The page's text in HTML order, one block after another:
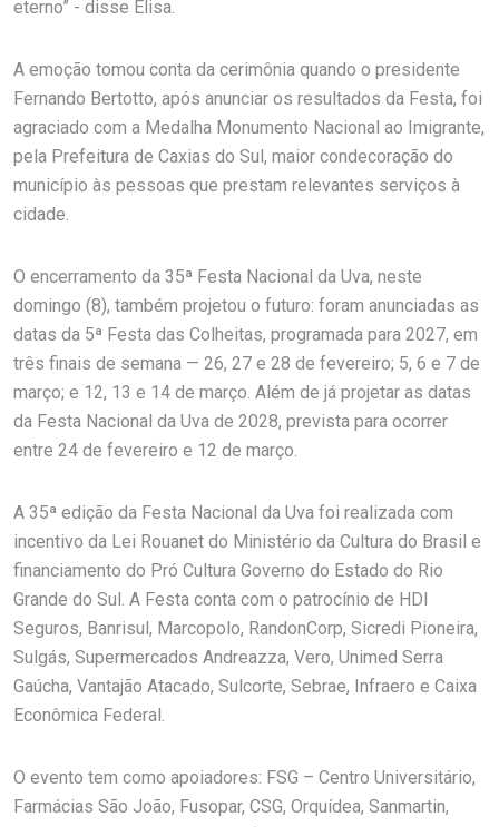
eterno” - disse Elisa.
A emoção tomou conta da cerimônia quando o presidente
Fernando Bertotto, após anunciar os resultados da Festa, foi
agraciado com a Medalha Monumento Nacional ao Imigrante,
pela Prefeitura de Caxias do Sul, maior condecoração do
município às pessoas que prestam relevantes serviços à
cidade.
O encerramento da 35ª Festa Nacional da Uva, neste
domingo (8), também projetou o futuro: foram anunciadas as
datas da 5ª Festa das Colheitas, programada para 2027, em
três finais de semana — 26, 27 e 28 de fevereiro; 5, 6 e 7 de
março; e 12, 13 e 14 de março. Além de já projetar as datas
da Festa Nacional da Uva de 2028, prevista para ocorrer
entre 24 de fevereiro e 12 de março.
A 35ª edição da Festa Nacional da Uva foi realizada com
incentivo da Lei Rouanet do Ministério da Cultura do Brasil e
financiamento do Pró Cultura Governo do Estado do Rio
Grande do Sul. A Festa conta com o patrocínio de HDI
Seguros, Banrisul, Marcopolo, RandonCorp, Sicredi Pioneira,
Sulgás, Supermercados Andreazza, Vero, Unimed Serra
Gaúcha, Vantajão Atacado, Sulcorte, Sebrae, Infraero e Caixa
Econômica Federal.
O evento tem como apoiadores: FSG – Centro Universitário,
Farmácias São João, Fusopar, CSG, Orquídea, Sanmartin,